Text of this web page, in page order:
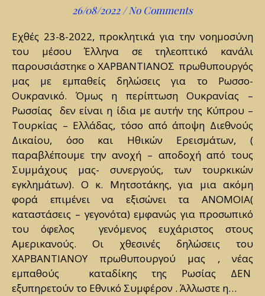
26/08/2022 / No Comments
Εχθές 23-8-2022, προκλητικά για την νοημοσύνη
του μέσου Έλληνα σε τηλεοπτικό κανάλι
παρουσιάστηκε ο ΧΑΡΒΑΝΤΙΑΝΟΣ πρωθυπουργός
μας με εμπαθείς δηλώσεις για το Ρωσσο-
Ουκρανικό. Όμως η περίπτωση Ουκρανίας –
Ρωσσίας δεν είναι η ίδια με αυτήν της Κύπρου –
Τουρκίας – Ελλάδας, τόσο από άποψη Διεθνούς
Δικαίου, όσο και Ηθικών Ερεισμάτων, (
παραβλέπουμε την ανοχή – αποδοχή από τους
Συμμάχους μας- συνεργούς, των τουρκικών
εγκλημάτων). Ο κ. Μητσοτάκης, για μια ακόμη
φορά επιμένει να εξισώνει τα ΑΝΟΜΟΙΑ(
καταστάσεις – γεγονότα) εμφανώς για προσωπικό
του όφελος γενόμενος ευχάριστος στους
Αμερικανούς. Οι χθεσινές δηλώσεις του
ΧΑΡΒΑΝΤΙΑΝΟΥ πρωθυπουργού μας , νέας
εμπαθούς καταδίκης της Ρωσίας ΔΕΝ
εξυπηρετούν το Εθνικό Συμφέρον . Άλλωστε η…